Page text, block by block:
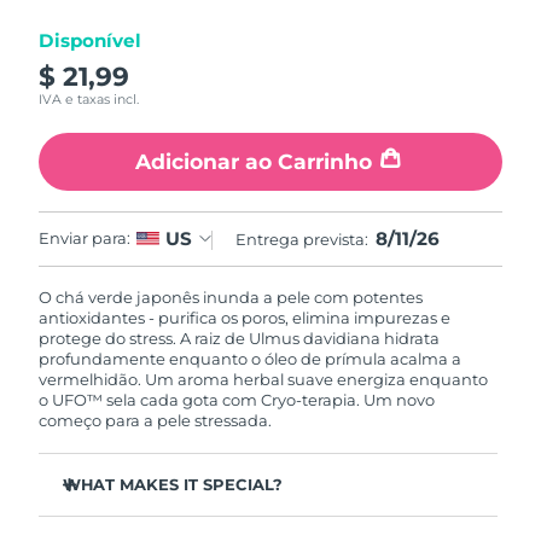
Disponível
$ 21,99
IVA e taxas incl.
Adicionar ao Carrinho
Enviar para: US Entrega prevista: 8/11/26
O chá verde japonês inunda a pele com potentes
antioxidantes - purifica os poros, elimina impurezas e
protege do stress. A raiz de Ulmus davidiana hidrata
profundamente enquanto o óleo de prímula acalma a
vermelhidão. Um aroma herbal suave energiza enquanto
o UFO™ sela cada gota com Cryo-terapia. Um novo
começo para a pele stressada.
WHAT MAKES IT SPECIAL?
Macau, RAE da
China
Malásia Entrega prevista 8/12/26
Malta Entrega prevista8/9/26
Mônaco Entrega prevista
Países Baixos Entrega prevista8/9/26
Nova Zelândia